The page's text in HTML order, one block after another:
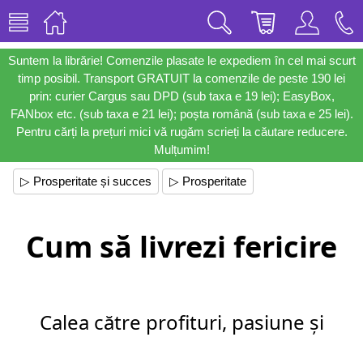
Suntem la librărie! Comenzile plasate le expediem în cel mai scurt
timp posibil. Transport GRATUIT la comenzile de peste 190 lei
prin: curier Cargus sau DPD (sub taxa e 19 lei); EasyBox,
FANbox etc. (sub taxa e 21 lei); poșta română (sub taxa e 25 lei).
Pentru cărți la prețuri mici vă rugăm scrieți la căutare reducere.
Mulțumim!
▷ Prosperitate și succes ▷ Prosperitate
Cum să livrezi fericire
Calea către profituri, pasiune și